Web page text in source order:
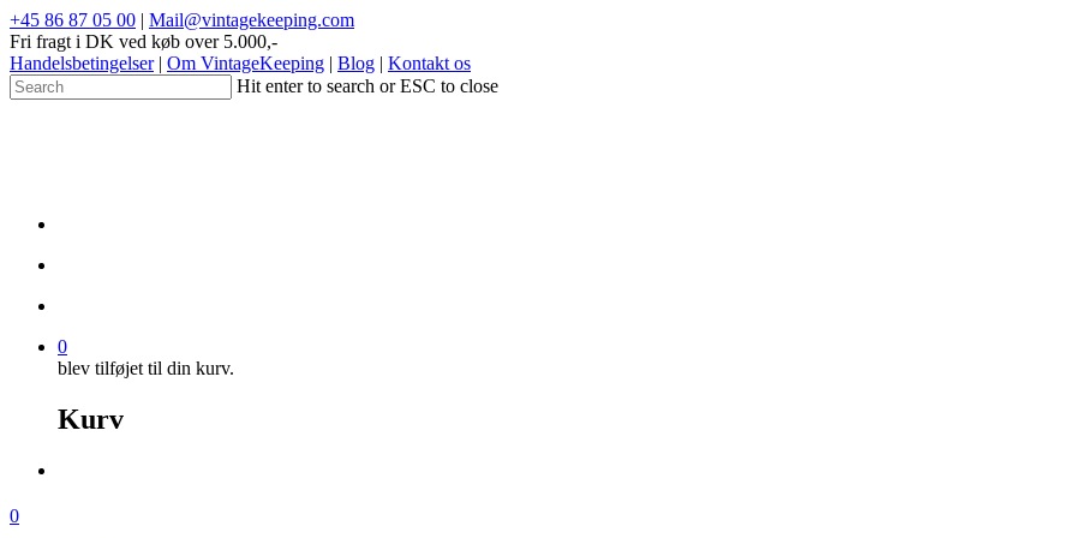
+45 86 87 05 00 | Mail@vintagekeeping.com
Fri fragt i DK ved køb over 5.000,-
Handelsbetingelser| Om VintageKeeping | Blog | Kontakt os
Hit enter to search or ESC to close
0
blev tilføjet til din kurv.
Kurv
0